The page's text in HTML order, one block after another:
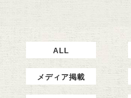
ALL
メディア掲載